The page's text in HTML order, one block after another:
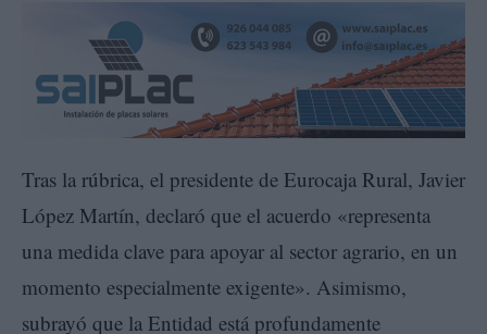
Tras la rúbrica, el presidente de Eurocaja Rural, Javier
López Martín, declaró que el acuerdo «representa
una medida clave para apoyar al sector agrario, en un
momento especialmente exigente». Asimismo,
subrayó que la Entidad está profundamente